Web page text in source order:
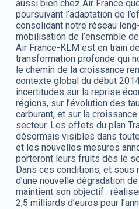
aussi bien chez Air France
poursuivant l’adaptation de
consolidant notre réseau
mobilisation de l’ensemble
Air France-KLM est en train
transformation profonde qui
le chemin de la croissance
contexte global du début
incertitudes sur la reprise
régions, sur l’évolution des
carburant, et sur la
secteur. Les effets du plan
désormais visibles dans
et les nouvelles mesures
porteront leurs fruits dès le
Dans ces conditions, et sous
d’une nouvelle dégradation
maintient son objectif :
2,5 milliards d’euros pour